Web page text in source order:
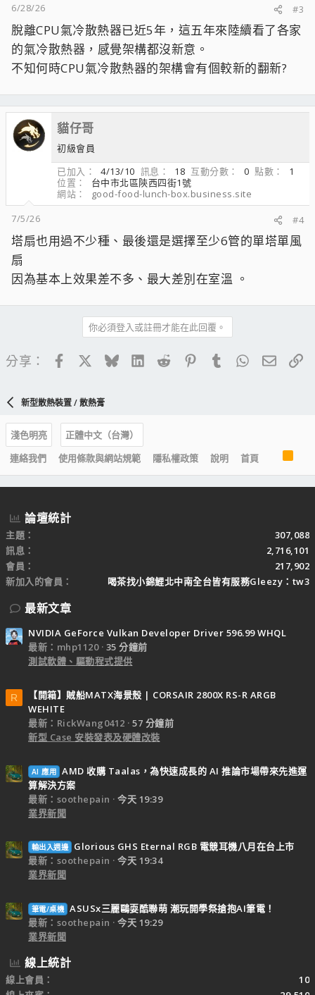
可適用於 Intel LGA 1851 / 1700 / 115x / 1200、AMD AM5 /
AM4 腳位，高度僅 155mm 可相容於大多數機殼，使用 PWM 12
公分風扇、6根 6mm 的熱導管。
風扇連接線、Intel 背板、扣具、一把十字螺絲起子。雖然配兩顆
風扇，但仍多給風扇線扣，以後要裝3顆也沒問題。
搭配2顆 9 片漩渦型扇葉風扇。
Wonder Tornado 120 風扇，SPFDB 流體動力軸承，扇葉為白
風扇四邊正反面都有橡膠襯墊，避免共振音。
散熱器本體，雙塔型設計，大面積銀色散熱鰭片。
雙塔對稱無偏移設計。不過可以看到在左右側邊可以縮減一些，
來避免干涉記憶體或是供電散熱器。
頂蓋，上面有 Scythe 的鐮刀 Logo。
6 根 6mm 熱導管穿插於底座。
底部為銅材質。
先拆下主機板原本扣具，四邊套上塑膠墊。
放上扣具並鎖上螺絲。
放上散熱器，對應螺絲孔位，鎖緊固定。
6/28/26
#3
脫離CPU氣冷散熱器已近5年，這五年來陸續看了各家
的氣冷散熱器，感覺架構都沒新意。
不知何時CPU氣冷散熱器的架構會有個較新的翻新?
貓仔哥
初級會員
已加入
4/13/10 訊息 18 互動分數 0 點數
1
位置
台中市北區陝西四街1號
網站
good-food-lunch-box.business.site
7/5/26
#4
塔扇也用過不少種、最後還是選擇至少6管的單塔單風
扇
因為基本上效果差不多、最大差別在室溫 。
你必須登入或註冊才能在此回覆。
分享： FacebookBlueskyLinkedIn
Reddit PinterestTumblrWhatsApp
電子
新型散熱裝置 / 散熱膏
淺色明亮
正體中文（台灣）
連絡我們
使用條款與網站規範 隱私權政策 說明 首頁
R
S
S
論壇統計
主題
307,088
訊息
2,716,101
會員
217,902
新加入的會員
喝茶找小錦鯉北中南全台皆有服務Gleezy：tw3
最新文章
NVIDIA GeForce Vulkan Developer Driver 596.99 WHQL
最新：mhp1120
35 分鐘前
測試軟體、驅動程式提供
R
【開箱】賊船MATX海景殼 | CORSAIR 2800X RS-R ARGB
WEHITE
最新：RickWang0412
57 分鐘前
新型 Case 安裝發表及硬體改裝
AI 應用 AMD 收購 Taalas，為快速成長的 AI 推論市場帶來先進運
算解決方案
最新：soothepain
今天 19:39
業界新聞
輸出入週邊
Glorious GHS Eternal RGB 電競耳機八月在台上市
最新：soothepain
今天 19:34
業界新聞
筆電/桌機 ASUSx三麗鷗耍酷聯萌 潮玩開學祭搶抱AI筆電！
最新：soothepain
今天 19:29
業界新聞
線上統計
線上會員
10